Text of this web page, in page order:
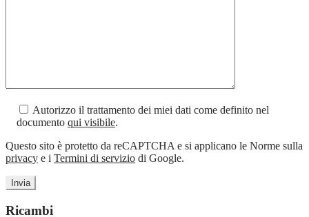
Autorizzo il trattamento dei miei dati come definito nel
documento qui visibile.
Questo sito è protetto da reCAPTCHA e si applicano le Norme sulla
privacy e i Termini di servizio di Google.
Ricambi